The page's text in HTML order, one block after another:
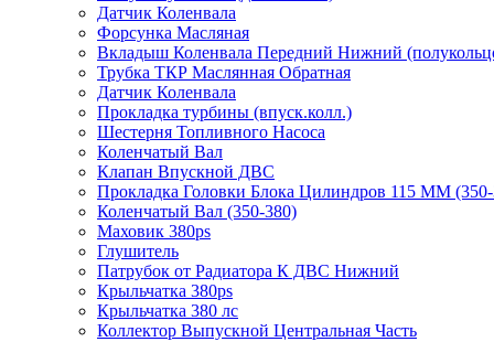
Датчик Коленвала
Форсунка Масляная
Вкладыш Коленвала Передний Нижний
Трубка ТКР Маслянная Обратная
Датчик Коленвала
Прокладка турбины (впуск.колл.)
Шестерня Топливного Насоса
Коленчатый Вал
Клапан Впускной ДВС
Прокладка Головки Блока Цилиндров 115 ММ
Коленчатый Вал (350-380)
Маховик 380ps
Глушитель
Патрубок от Радиатора К ДВС Нижний
Крыльчатка 380ps
Крыльчатка 380 лс
Коллектор Выпускной Центральная Часть